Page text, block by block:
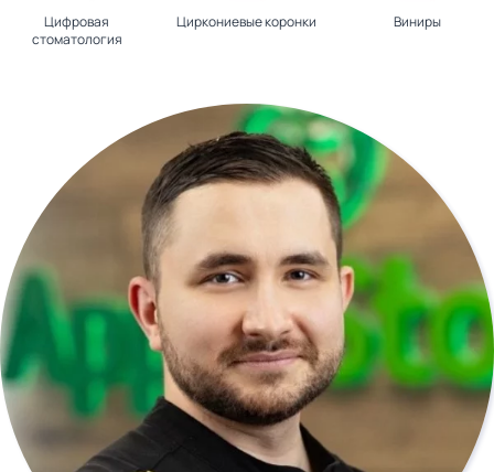
Цифровая
стоматология
Циркониевые коронки Виниры